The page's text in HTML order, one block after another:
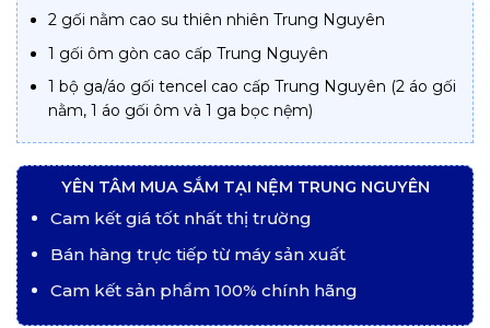
2 gối nằm cao su thiên nhiên Trung Nguyên
1 gối ôm gòn cao cấp Trung Nguyên
1 bộ ga/áo gối tencel cao cấp Trung Nguyên (2 áo gối
nằm, 1 áo gối ôm và 1 ga bọc nệm)
YÊN TÂM MUA SẮM TẠI NỆM TRUNG NGUYÊN
Cam kết giá tốt nhất thị trường
Bán hàng trực tiếp từ máy sản xuất
Cam kết sản phẩm 100% chính hãng